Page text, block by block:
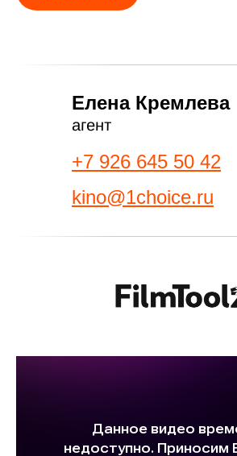
Елена Кремлева
+7 926 645 50 42
kino@1choice.ru
агент